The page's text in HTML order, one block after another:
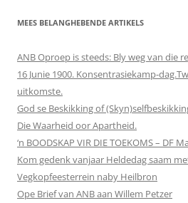
MEES BELANGHEBENDE ARTIKELS
ANB Oproep is steeds: Bly weg van die
16 Junie 1900. Konsentrasiekamp-
uitkomste.
God se Beskikking of
Die Waarheid oor Apartheid.
‘n BOODSKAP VIR DIE TOEKOMS – DF
Kom gedenk vanjaar Heldedag saam
Vegkopfeesterrein naby Heilbron
Ope Brief van ANB aan Willem Petzer